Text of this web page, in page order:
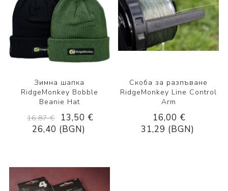
Зимна шапка
RidgeMonkey Bobble
Beanie Hat
16,87 €
13,50 €
26,40 (BGN)
Скоба за разпъване
RidgeMonkey Line Control
Arm
16,00 €
31,29 (BGN)